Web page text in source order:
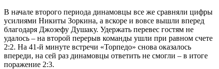
В начале второго периода динамовцы все же сравняли цифры
усилиями Никиты Зоркина, а вскоре и вовсе вышли вперед
благодаря Джозефу Душаку. Удержать перевес гостям не
удалось – на второй перерыв команды ушли при равном счете
2:2. На 41-й минуте встречи «Торпедо» снова оказалось
впереди, на сей раз динамовцы ответить не смогли – в итоге
поражение 2:3.